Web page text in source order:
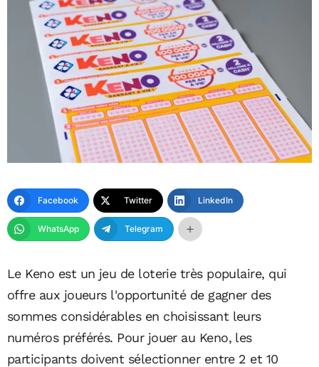
Facebook Twitter LinkedIn
WhatsApp Telegram
Le Keno est un jeu de loterie très populaire, qui
offre aux joueurs l'opportunité de gagner des
sommes considérables en choisissant leurs
numéros préférés. Pour jouer au Keno, les
participants doivent sélectionner entre 2 et 10